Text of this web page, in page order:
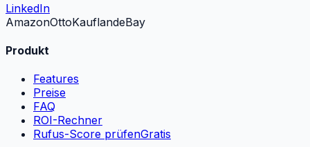
LinkedIn
AmazonOttoKauflandeBay
Produkt
Features
Preise
FAQ
ROI-Rechner
Rufus-Score prüfenGratis